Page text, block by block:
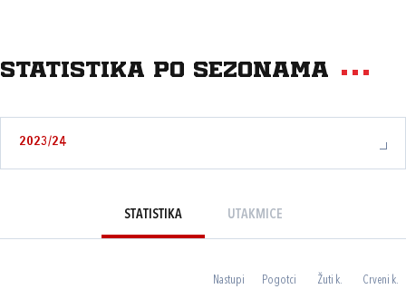
Statistika po sezonama
2023/24
STATISTIKA UTAKMICE
Nastupi Pogotci Žuti k. Crveni k.